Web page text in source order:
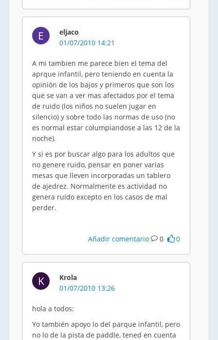
E
eljaco
01/07/2010 14:21
A mi tambien me parece bien el tema del
aprque infantil, pero teniendo en cuenta la
opinión de los bajos y primeros que son los
que se van a ver mas afectados por el tema
de ruido (los niños no suelen jugar en
silencio) y sobre todo las normas de uso (no
es normal estar columpiandose a las 12 de la
noche).
Y si es por buscar algo para los adultos que
no genere ruido, pensar en poner varias
mesas que lleven incorporadas un tablero
de ajedrez. Normalmente es actividad no
genera ruido excepto en los casos de mal
perder.
Añadir comentario 0 0
K
Krola
01/07/2010 13:26
hola a todos:
Yo también apoyo lo del parque infantil, pero
no lo de la pista de paddle, tened en cuenta